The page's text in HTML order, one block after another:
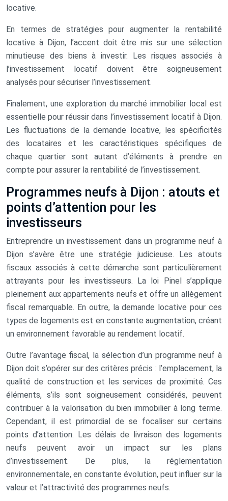
locative.
En termes de stratégies pour augmenter la rentabilité
locative à Dijon, l’accent doit être mis sur une sélection
minutieuse des biens à investir. Les risques associés à
l’investissement locatif doivent être soigneusement
analysés pour sécuriser l’investissement.
Finalement, une exploration du marché immobilier local est
essentielle pour réussir dans l’investissement locatif à Dijon.
Les fluctuations de la demande locative, les spécificités
des locataires et les caractéristiques spécifiques de
chaque quartier sont autant d’éléments à prendre en
compte pour assurer la rentabilité de l’investissement.
Programmes neufs à Dijon : atouts et
points d’attention pour les
investisseurs
Entreprendre un investissement dans un programme neuf à
Dijon s’avère être une stratégie judicieuse. Les atouts
fiscaux associés à cette démarche sont particulièrement
attrayants pour les investisseurs. La loi Pinel s’applique
pleinement aux appartements neufs et offre un allègement
fiscal remarquable. En outre, la demande locative pour ces
types de logements est en constante augmentation, créant
un environnement favorable au rendement locatif.
Outre l’avantage fiscal, la sélection d’un programme neuf à
Dijon doit s’opérer sur des critères précis : l’emplacement, la
qualité de construction et les services de proximité. Ces
éléments, s’ils sont soigneusement considérés, peuvent
contribuer à la valorisation du bien immobilier à long terme.
Cependant, il est primordial de se focaliser sur certains
points d’attention. Les délais de livraison des logements
neufs peuvent avoir un impact sur les plans
d’investissement. De plus, la réglementation
environnementale, en constante évolution, peut influer sur la
valeur et l’attractivité des programmes neufs.